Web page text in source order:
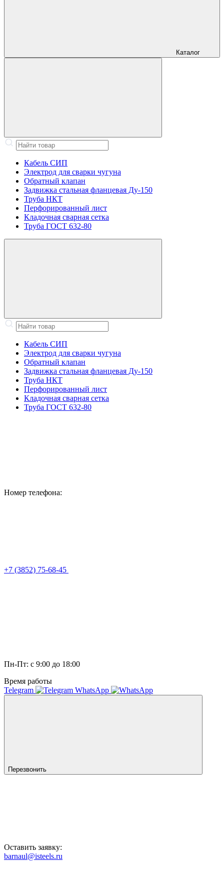
Каталог
Кабель СИП
Электрод для сварки чугуна
Обратный клапан
Задвижка стальная фланцевая Ду-150
Труба НКТ
Перфорированный лист
Кладочная сварная сетка
Труба ГОСТ 632-80
Кабель СИП
Электрод для сварки чугуна
Обратный клапан
Задвижка стальная фланцевая Ду-150
Труба НКТ
Перфорированный лист
Кладочная сварная сетка
Труба ГОСТ 632-80
Номер телефона:
+7 (3852) 75-68-45
Пн-Пт: с 9:00 до 18:00
Время работы
Telegram
WhatsApp
Перезвонить
Оставить заявку:
barnaul@isteels.ru